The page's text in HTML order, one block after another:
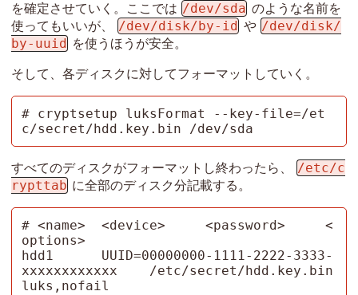
を確定させていく。ここでは /dev/sda のような名前を
使ってもいいが、
/dev/disk/by-id や /dev/disk/
by-uuid
を使うほうが安全。
そして、各ディスクに対してフォーマットしていく。
# cryptsetup luksFormat --key-file=/et
c/secret/hdd.key.bin /dev/sda
すべてのディスクがフォーマットし終わったら、
/etc/c
rypttab に全部のディスク分記載する。
# <name>  <device>     <password>     <
options>
hdd1      UUID=00000000-1111-2222-3333-
xxxxxxxxxxxx    /etc/secret/hdd.key.bin
luks,nofail